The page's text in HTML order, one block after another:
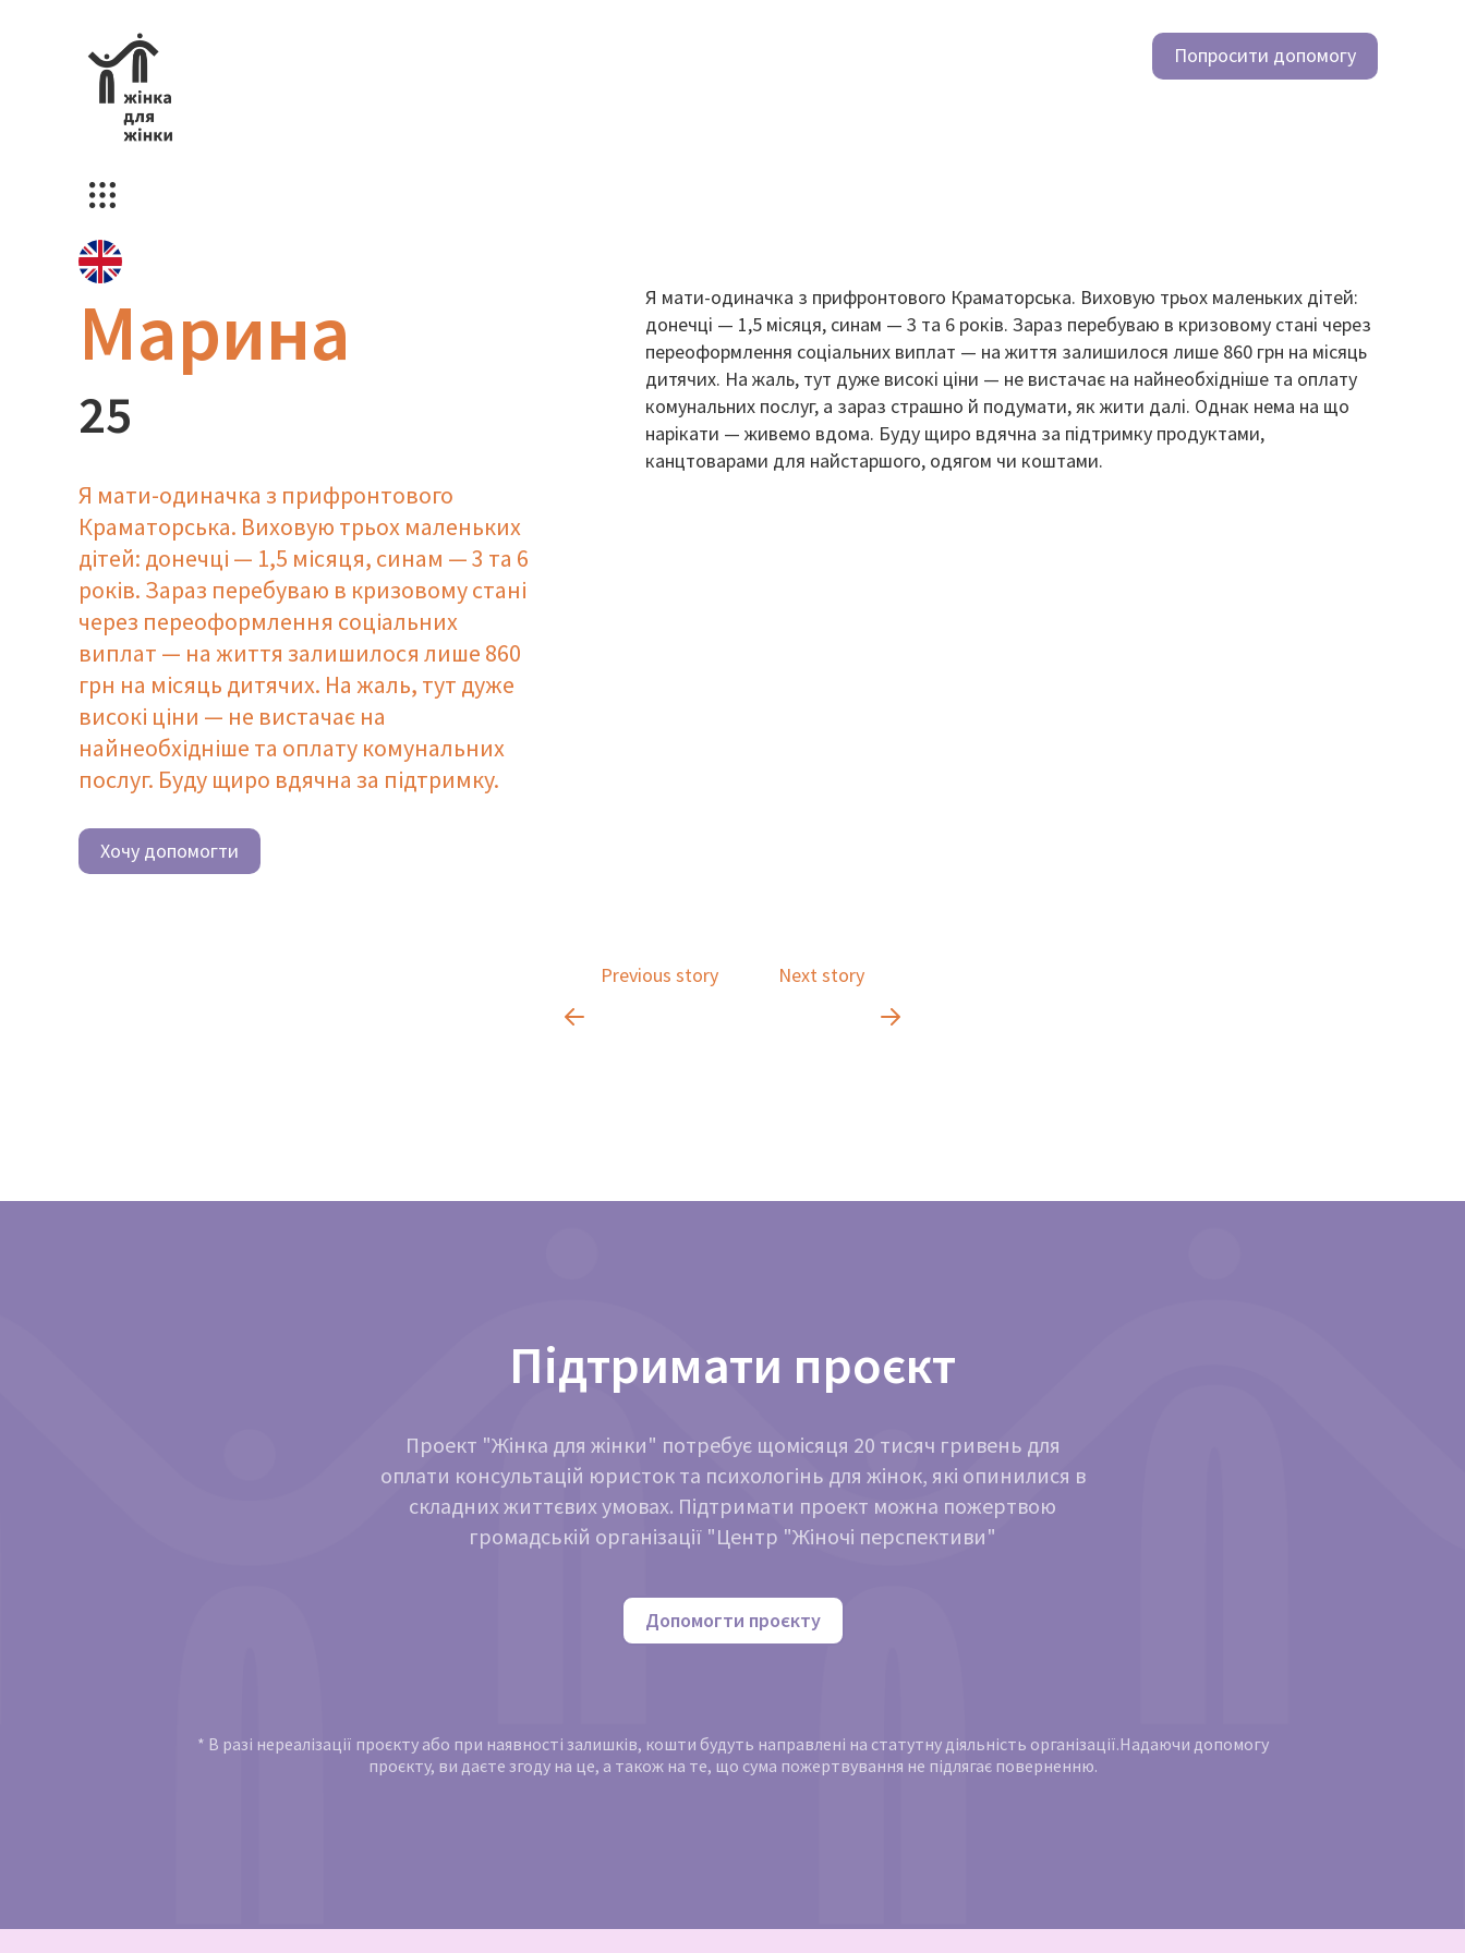
Попросити допомогу
Марина
25
Я мати-одиначка з прифронтового
Краматорська. Виховую трьох маленьких
дітей: донечці — 1,5 місяця, синам — 3 та 6
років. Зараз перебуваю в кризовому стані
через переоформлення соціальних
виплат — на життя залишилося лише 860
грн на місяць дитячих. На жаль, тут дуже
високі ціни — не вистачає на
найнеобхідніше та оплату комунальних
послуг. Буду щиро вдячна за підтримку.
Хочу допомогти
Я мати-одиначка з прифронтового Краматорська. Виховую трьох маленьких дітей:
донечці — 1,5 місяця, синам — 3 та 6 років. Зараз перебуваю в кризовому стані через
переоформлення соціальних виплат — на життя залишилося лише 860 грн на місяць
дитячих. На жаль, тут дуже високі ціни — не вистачає на найнеобхідніше та оплату
комунальних послуг, а зараз страшно й подумати, як жити далі. Однак нема на що
нарікати — живемо вдома. Буду щиро вдячна за підтримку продуктами,
канцтоварами для найстаршого, одягом чи коштами.
Previous story Next story
Підтримати проєкт
Проект "Жінка для жінки" потребує щомісяця 20 тисяч гривень для
оплати консультацій юристок та психологінь для жінок, які опинилися в
складних життєвих умовах. Підтримати проект можна пожертвою
громадській організації "Центр "Жіночі перспективи"
Допомогти проєкту
* В разі нереалізації проєкту або при наявності залишків, кошти будуть направлені на статутну діяльність організації.Надаючи допомогу
проєкту, ви даєте згоду на це, а також на те, що сума пожертвування не підлягає поверненню.